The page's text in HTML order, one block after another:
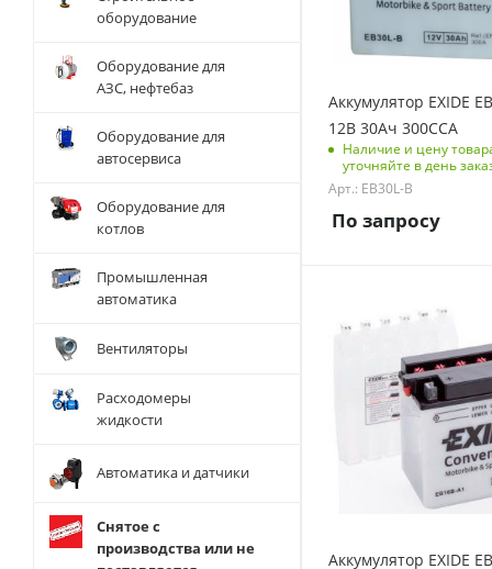
Dual AGM
Вес без упаковки, кг
Ток холодной
прокрутки, А
300
Код типоразмера АКБ
MOTO
Полярность клемм
Обратная (-+)
Размеры изделия
(ДхШхВ), мм
165x130x176
Аккумулятор EXIDE
12В 30Ач 300CCA
Наличие и цену
уточняйте в день
Арт.: EB30L-B
По запросу
WET
Напряжение, V
Емкость батарей, Ач
Вес без упаковки, кг
Аккумулятор EXIDE
оборудование
Оборудование для
АЗС, нефтебаз
Оборудование для
автосервиса
Оборудование для
котлов
Промышленная
автоматика
Вентиляторы
Расходомеры
жидкости
Автоматика и датчики
Снятое с
производства или не